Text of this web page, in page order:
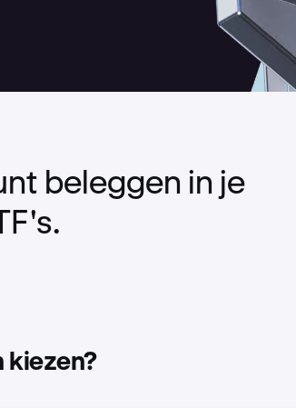
beleggen in je
kiezen?